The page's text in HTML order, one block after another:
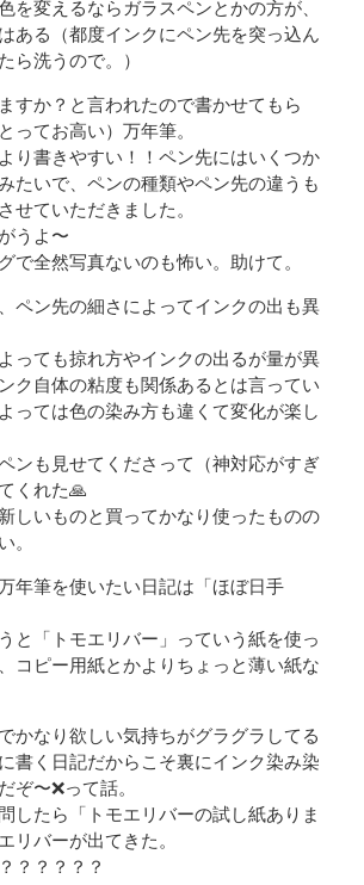
を変えるならガラスペンとかの方が、
ある（都度インクにペン先を突っ込ん
ら洗うので。）
すか？と言われたので書かせてもら
ってお高い）万年筆。
り書きやすい！！ペン先にはいくつか
たいで、ペンの種類やペン先の違うも
せていただきました。
うよ〜
で全然写真ないのも怖い。助けて。
ペン先の細さによってインクの出も異
っても掠れ方やインクの出るが量が異
ク自体の粘度も関係あるとは言ってい
っては色の染み方も違くて変化が楽し
ンも見せてくださって（神対応がすぎ
くれた🙏
しいものと買ってかなり使ったものの
。
年筆を使いたい日記は「ほぼ日手
と「トモエリバー」っていう紙を使っ
コピー用紙とかよりちょっと薄い紙な
かなり欲しい気持ちがグラグラしてる
書く日記だからこそ裏にインク染み染
ぞ〜❌って話。
したら「トモエリバーの試し紙ありま
リバーが出てきた。
？？？？？